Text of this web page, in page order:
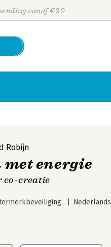
vanaf €20
Robijn
met energie
co-creatie
Nederlands
Personen